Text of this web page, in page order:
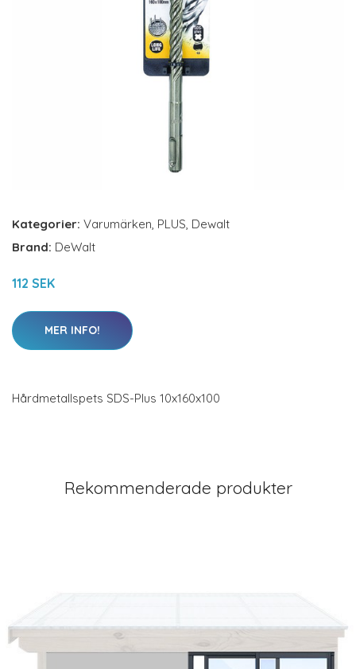
Kategorier: Varumärken, PLUS, Dewalt
Brand: DeWalt
112 SEK
MER INFO!
Hårdmetallspets SDS-Plus 10x160x100
Rekommenderade produkter